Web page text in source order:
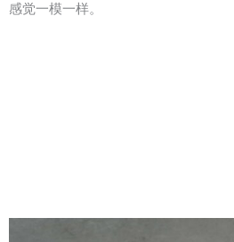
感觉一模一样。